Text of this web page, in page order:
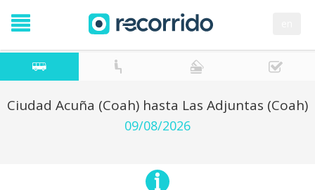
Ciudad Acuña (Coah) hasta Las Adjuntas (Coah)
09/08/2026